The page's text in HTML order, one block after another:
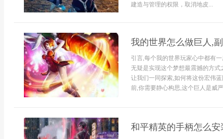
建造与管理的权限，取消地皮...
我的世界怎么做巨人,
引言,每个我的世界玩家心中都有
无疑是实现这个梦想最震撼的方
让我们一同探索,如何将这份宏伟
前,你需要静心构思,这个巨人是威
和平精英的手柄怎么